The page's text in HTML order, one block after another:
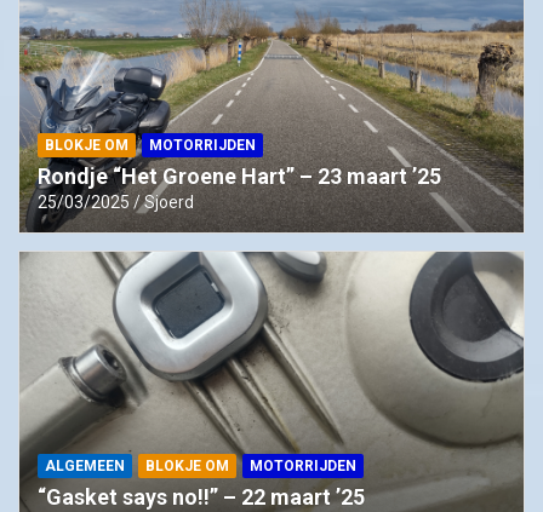
BLOKJE OM MOTORRIJDEN
Rondje “Het Groene Hart” – 23 maart ’25
25/03/2025 Sjoerd
ALGEMEEN BLOKJE OM MOTORRIJDEN
“Gasket says no!!” – 22 maart ’25